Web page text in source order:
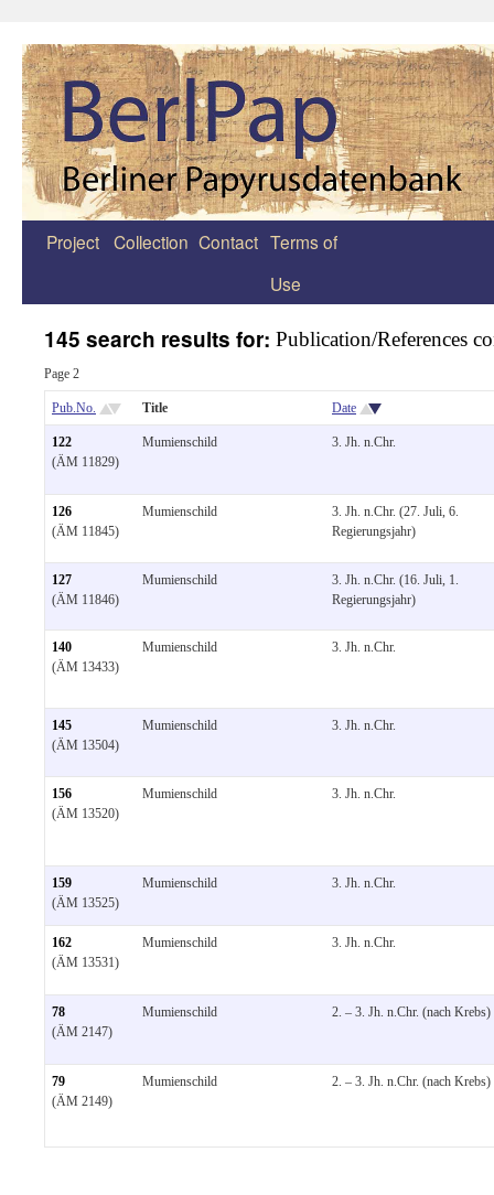
Zum
Project Collection Contact Terms of
Use
145 search results for: Publication/References
Page 2
Pub.No. Title Date
122
(ÄM 11829)
Mumienschild 3. Jh. n.Chr.
126
(ÄM 11845)
Mumienschild
3. Jh. n.Chr. (27. Juli, 6.
Regierungsjahr)
127
(ÄM 11846)
Mumienschild
3. Jh. n.Chr. (16. Juli, 1.
Regierungsjahr)
140
(ÄM 13433)
Mumienschild 3. Jh. n.Chr.
145
(ÄM 13504)
Mumienschild 3. Jh. n.Chr.
156
(ÄM 13520)
Mumienschild 3. Jh. n.Chr.
159
(ÄM 13525)
Mumienschild 3. Jh. n.Chr.
162
(ÄM 13531)
Mumienschild 3. Jh. n.Chr.
78
(ÄM 2147)
Mumienschild 2. – 3. Jh. n.Chr. (nach Krebs)
79
(ÄM 2149)
Mumienschild 2. – 3. Jh. n.Chr. (nach Krebs)